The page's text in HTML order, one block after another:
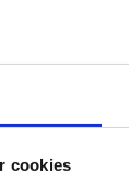
cookies